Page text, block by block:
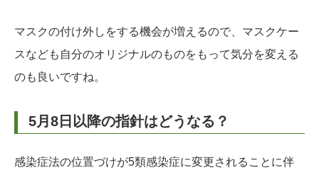
マスクの付け外しをする機会が増えるので、マスクケー
スなども自分のオリジナルのものをもって気分を変える
のも良いですね。
5月8日以降の指針はどうなる？
感染症法の位置づけが5類感染症に変更されることに伴